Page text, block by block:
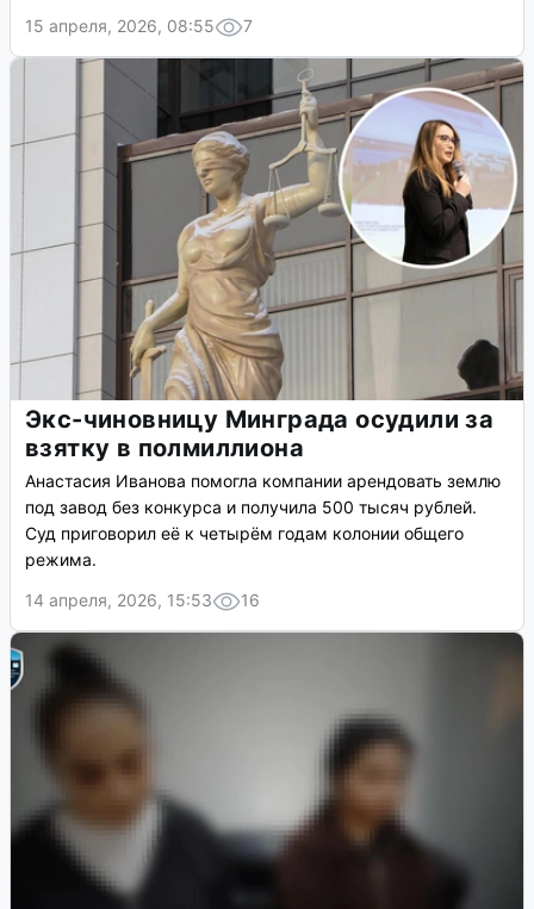
15 апреля, 2026, 08:55 7
Экс-чиновницу Минграда осудили за
взятку в полмиллиона
Анастасия Иванова помогла компании арендовать землю
под завод без конкурса и получила 500 тысяч рублей.
Суд приговорил её к четырём годам колонии общего
режима.
14 апреля, 2026, 15:53
16